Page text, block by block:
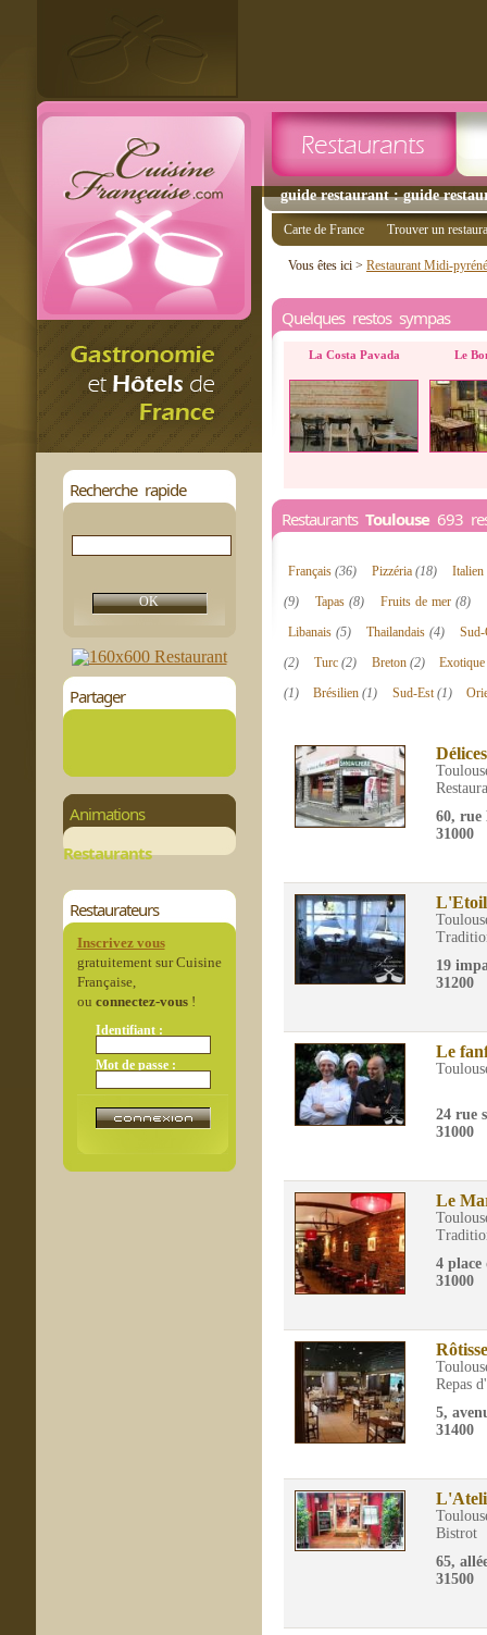
guide restaurant : guide
Recherche rapide
Partager
Animations
Restaurants
Restaurateurs
Inscrivez vous
gratuitement sur Cuisine
Française,
ou connectez-vous!
Identifiant :
Mot de passe :
Carte de France Trouver un
Vous êtes ici > Restaurant Midi-
Quelques restos sympas
La Costa Pavada Le
Restaurants Toulouse 693
Français(36) Pizzéria (18) Italien
(9)
Tapas (8) Fruits de mer(8)
Libanais (5) Thailandais (4)
(2)
Turc (2) Breton (2)
(1)
Brésilien(1) Sud-Est(1)
60, rue
31000
19
31200
Le
24 rue
31000
Le
4 place
31000
Repas
5,
31400
Bistrot
65,
31500